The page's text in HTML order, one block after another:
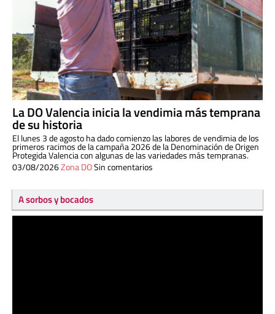
La DO Valencia inicia la vendimia más temprana
de su historia
El lunes 3 de agosto ha dado comienzo las labores de vendimia de los
primeros racimos de la campaña 2026 de la Denominación de Origen
Protegida Valencia con algunas de las variedades más tempranas.
03/08/2026Zona DOSin comentarios
A sorbos y bocados